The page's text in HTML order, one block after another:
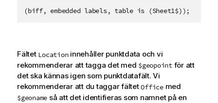
(biff, embedded labels, table is (Sheet1$));
Fältet Locationinnehåller punktdata och vi
rekommenderar att tagga det med $geopointför att
det ska kännas igen som punktdatafält. Vi
rekommenderar att du taggar fältetOfficemed
$geoname så att det identifieras som namnet på en